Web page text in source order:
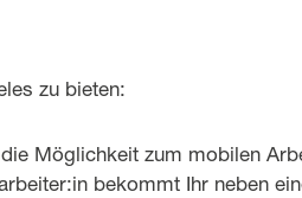
zu bieten:
Möglichkeit zum mobilen
bekommt Ihr neben